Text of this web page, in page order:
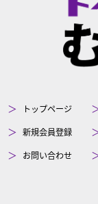
トップページ
新規会員登録
お問い合わせ